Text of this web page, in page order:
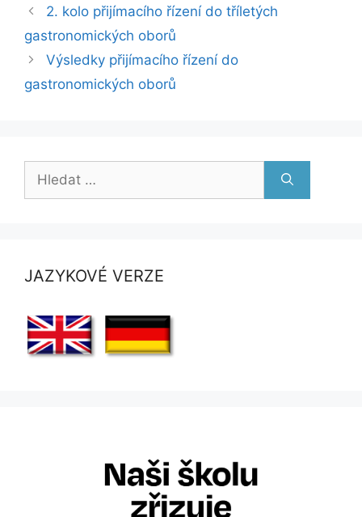
2. kolo přijímacího řízení do tříletých
gastronomických oborů
Výsledky přijímacího řízení do
gastronomických oborů
JAZYKOVÉ VERZE